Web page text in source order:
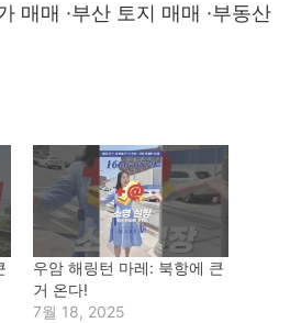
매매 ·부산 토지 매매 ·부동산
우암 해링턴 마레: 북항에 큰
거 온다!
7월 18, 2025